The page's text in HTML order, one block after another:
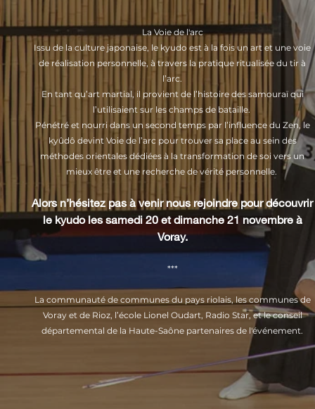
La Voie de l'arc
Issu de la culture japonaise, le kyudo est à la fois un art et une voie
de réalisation personnelle, à travers la pratique ritualisée du tir à
l’arc.
En tant qu’art martial, il provient de l’histoire des samouraï qui
l’utilisaient sur les champs de bataille.
Pénétré et nourri dans un second temps par l’influence du Zen, le
kyûdô devint Voie de l’arc pour trouver sa place au sein des
méthodes orientales dédiées à la transformation de soi vers un
mieux être et une recherche de vérité personnelle.
Alors n’hésitez pas à venir nous rejoindre pour découvrir
le kyudo les samedi 20 et dimanche 21 novembre à
Voray.
***
La communauté de communes du pays riolais, les communes de
Voray et de Rioz, l’école Lionel Oudart, Radio Star, et le conseil
départemental de la Haute-Saône partenaires de l'événement.